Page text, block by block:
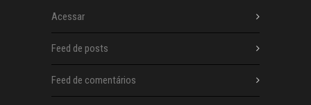
Acessar
Feed de posts
Feed de comentários